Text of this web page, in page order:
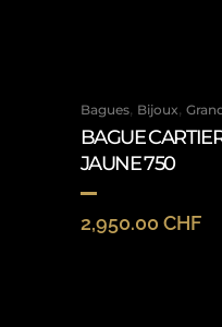
Bagues, Bijoux,
BAGUE
JAUNE 750
2,950.00 CHF